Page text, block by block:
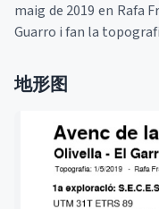
maig de 2019 en Rafa
Guarro i fan la
地形图